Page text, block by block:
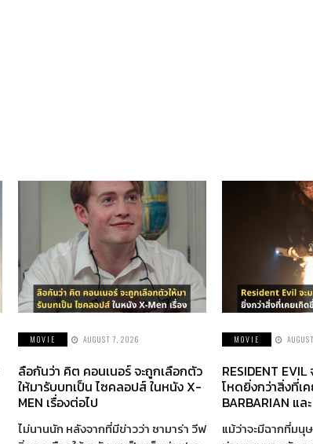
MOVIE AUGUST 7, 2026
ลือกันว่า คิต คอนเนอร์ จะถูกเลือกตัว
ให้มารับบทเป็น ไซคลอปส์ ในหนัง X-
MEN เรื่องต่อไป
ไม่นานนัก หลังจากที่มีข่าวว่า ซามาร่า วีฟ
MOVIE
RESIDENT
โหดยิ่งกว่าสิ่งที่เ
BARBARIAN แล
แม้ว่าจะมีฉากที่ม